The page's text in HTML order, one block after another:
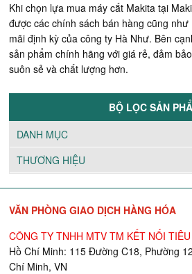
Khi chọn lựa mua máy cắt Makita tại
được các chính sách bán hàng cũng
mãi định kỳ của công ty Hà Như. Bên
sản phẩm chính hãng với giá rẻ, đảm
suôn sẻ và chất lượng hơn.
BỘ LỌC SẢN
DANH MỤC
THƯƠNG HIỆU
VĂN PHÒNG GIAO DỊCH HÀNG HÓA
CÔNG TY TNHH MTV TM KẾT NỐI
Hồ Chí Minh: 115 Đường C18, Phường
Chí Minh, VN